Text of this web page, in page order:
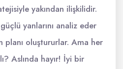
yakından ilişkilidir.
yanlarını analiz eder
oluştururlar. Ama her
Aslında hayır! İyi bir